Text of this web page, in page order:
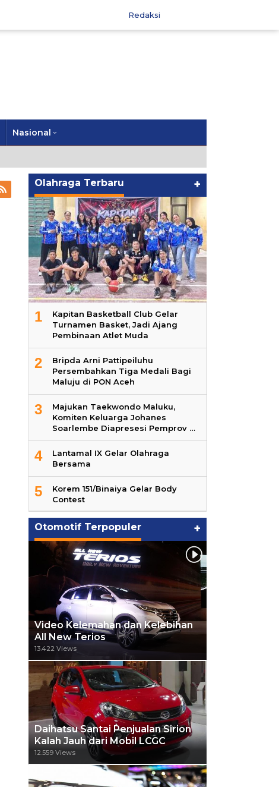
Redaksi
Nasional
Olahraga Terbaru +
1
Kapitan Basketball Club Gelar
Turnamen Basket, Jadi Ajang
Pembinaan Atlet Muda
2
Bripda Arni Pattipeiluhu
Persembahkan Tiga Medali Bagi
Maluju di PON Aceh
3
Majukan Taekwondo Maluku,
Komiten Keluarga Johanes
Soarlembe Diapresesi Pemprov …
4
Lantamal IX Gelar Olahraga
Bersama
5
Korem 151/Binaiya Gelar Body
Contest
Otomotif Terpopuler +
Video Kelemahan dan Kelebihan
All New Terios
13.422 Views
Daihatsu Santai Penjualan Sirion
Kalah Jauh dari Mobil LCGC
12.559 Views